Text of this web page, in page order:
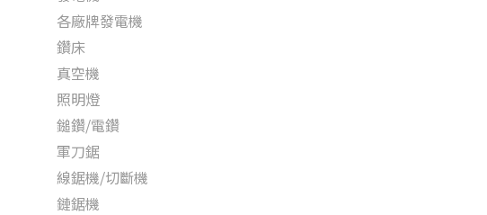
各廠牌發電機
鑽床
真空機
照明燈
鎚鑽/電鑽
軍刀鋸
線鋸機/切斷機
鏈鋸機